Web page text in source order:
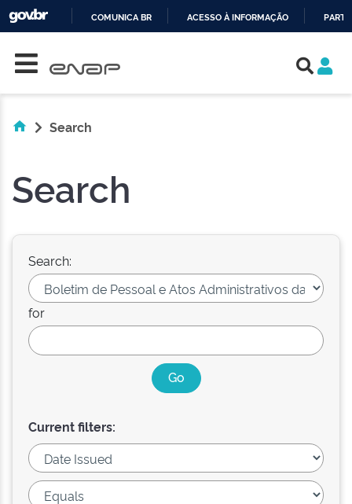
COMUNICA BR ACESSO À INFORMAÇÃO
Search
Search
Search:
for
Current filters: